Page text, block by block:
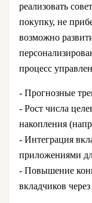
реализовать
покупку, не
возможно
процесс
- Прогнозные
- Рост числа
накопления
- Интеграция
приложениями
- Повышение
вкладчиков